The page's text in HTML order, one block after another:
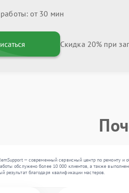
от 30 мин
Скидка 20% при
— современный сервисный центр по ремонту
обслужено более 10 000 клиентов, а также
результат благодаря квалификации мастеров.